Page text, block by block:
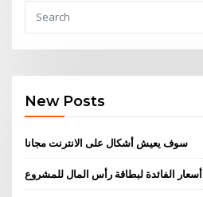
New Posts
سوف يعيش أشكال على الانترنت مجانا
أسعار الفائدة لبطاقة رأس المال للمشروع